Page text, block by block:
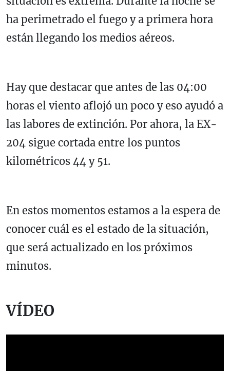
ha perimetrado el fuego y a primera hora
están llegando los medios aéreos.
Hay que destacar que antes de las 04:00
horas el viento aflojó un poco y eso ayudó a
las labores de extinción. Por ahora, la EX-
204 sigue cortada entre los puntos
kilométricos 44 y 51.
En estos momentos estamos a la espera de
conocer cuál es el estado de la situación,
que será actualizado en los próximos
minutos.
VÍDEO